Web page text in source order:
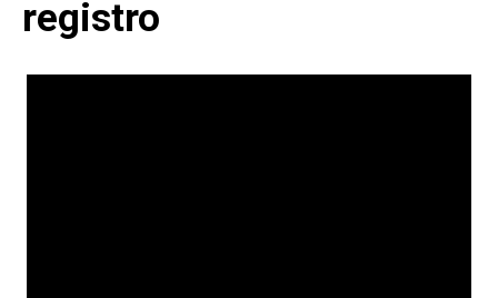
registro